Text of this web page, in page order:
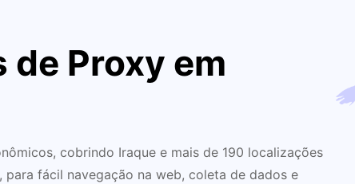
de Proxy em
cobrindo Iraque e mais de 190 localizações
para fácil navegação na web, coleta de dados e